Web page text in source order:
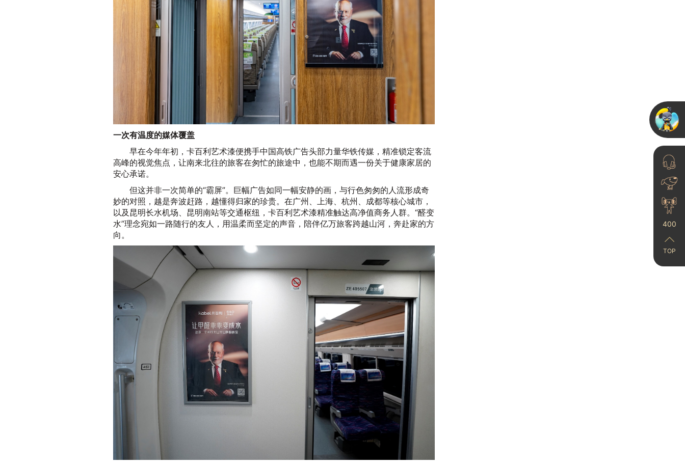
一次有温度的媒体覆盖
早在今年年初，卡百利艺术漆便携手中国高铁广告头部力量华铁传媒，精准锁定客流
高峰的视觉焦点，让南来北往的旅客在匆忙的旅途中，也能不期而遇一份关于健康家居的
安心承诺。
但这并非一次简单的“霸屏”。巨幅广告如同一幅安静的画，与行色匆匆的人流形成奇
妙的对照，越是奔波赶路，越懂得归家的珍贵。在广州、上海、杭州、成都等核心城市，
以及昆明长水机场、昆明南站等交通枢纽，卡百利艺术漆精准触达高净值商务人群。“醛变
水”理念宛如一路随行的友人，用温柔而坚定的声音，陪伴亿万旅客跨越山河，奔赴家的方
向。
400
TOP